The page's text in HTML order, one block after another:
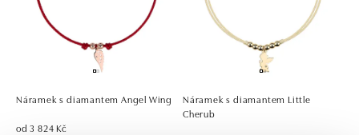
Náramek s diamantem Angel Wing
od 3 824 Kč
Náramek s diamantem Little
Cherub